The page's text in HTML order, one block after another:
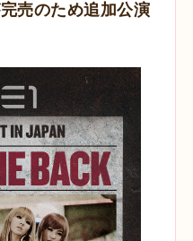
売のため追加公演